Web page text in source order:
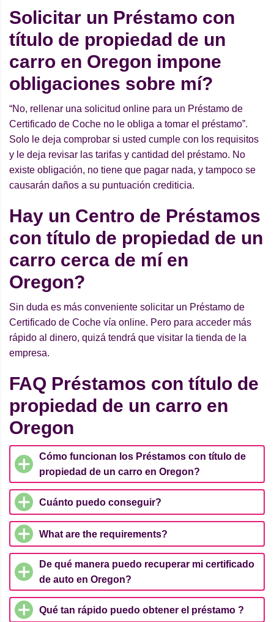
Solicitar un Préstamo con
título de propiedad de un
carro en Oregon impone
obligaciones sobre mí?
“No, rellenar una solicitud online para un Préstamo de
Certificado de Coche no le obliga a tomar el préstamo”.
Solo le deja comprobar si usted cumple con los requisitos
y le deja revisar las tarifas y cantidad del préstamo. No
existe obligación, no tiene que pagar nada, y tampoco se
causarán daños a su puntuación crediticia.
Hay un Centro de Préstamos
con título de propiedad de un
carro cerca de mí en
Oregon?
Sin duda es más conveniente solicitar un Préstamo de
Certificado de Coche vía online. Pero para acceder más
rápido al dinero, quizá tendrá que visitar la tienda de la
empresa.
FAQ Préstamos con título de
propiedad de un carro en
Oregon
Cómo funcionan los Préstamos con título de
propiedad de un carro en Oregon?
Cuánto puedo conseguir?
What are the requirements?
De qué manera puedo recuperar mi certificado
de auto en Oregon?
Qué tan rápido puedo obtener el préstamo ?